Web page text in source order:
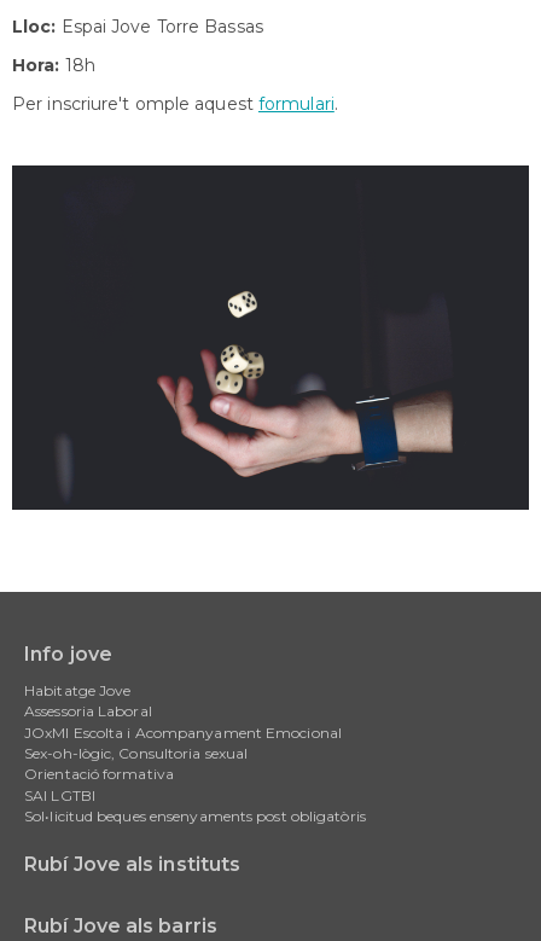
Lloc: Espai Jove Torre Bassas
Hora: 18h
Per inscriure't omple aquest formulari.
navigation
Info jove
Habitatge Jove
Assessoria Laboral
JOxMI Escolta i Acompanyament Emocional
Sex-oh-lògic, Consultoria sexual
Orientació formativa
SAI LGTBI
Sol•licitud beques ensenyaments post obligatòris
Rubí Jove als instituts
Rubí Jove als barris